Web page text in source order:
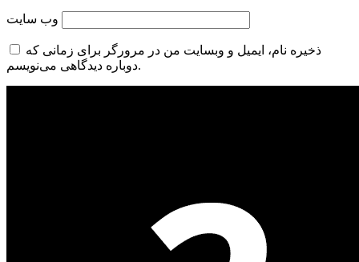
وب‌ سایت
ذخیره نام، ایمیل و وبسایت من در مرورگر برای زمانی که
دوباره دیدگاهی می‌نویسم.